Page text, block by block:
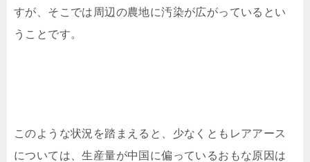
すが、そこでは周辺の農地に汚染が広がっているとい
うことです。
このような状況を踏まえると、少なくともレアアース
については、生産量が中国に偏っているおもな原因は